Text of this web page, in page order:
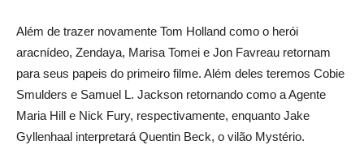
Além de trazer novamente Tom Holland como o herói
aracnídeo, Zendaya, Marisa Tomei e Jon Favreau retornam
para seus papeis do primeiro filme. Além deles teremos Cobie
Smulders e Samuel L. Jackson retornando como a Agente
Maria Hill e Nick Fury, respectivamente, enquanto Jake
Gyllenhaal interpretará Quentin Beck, o vilão Mystério.